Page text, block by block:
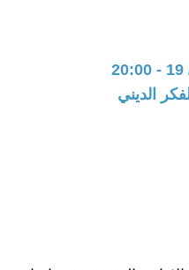
الديني